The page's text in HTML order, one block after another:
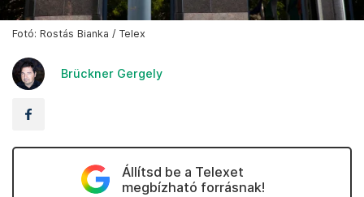
Fotó: Rostás Bianka / Telex
Brückner Gergely
Állítsd be a Telexet
megbízható forrásnak!